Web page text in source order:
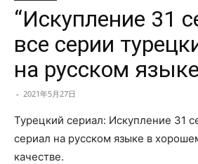
“Искупление 31
все серии
на русском
- 2021年5月27日
Турецкий сериал: Искупление 31
сериал на русском языке в
качестве.